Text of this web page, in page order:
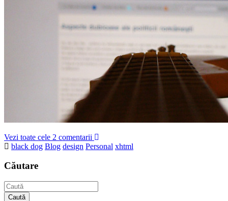
Vezi toate cele 2 comentarii
black dog Blog design Personal xhtml
Căutare
Caută